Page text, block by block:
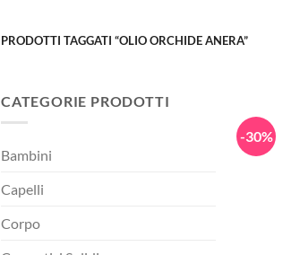
PRODOTTI TAGGATI “OLIO ORCHIDE ANERA”
CATEGORIE PRODOTTI
Bambini
Capelli
Corpo
-30%